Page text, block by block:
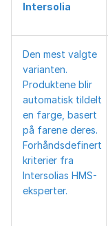
Intersolia
Den mest valgte
varianten.
Produktene blir
automatisk tildelt
en farge, basert
på farene deres.
Forhåndsdefinert
kriterier fra
Intersolias HMS-
eksperter.